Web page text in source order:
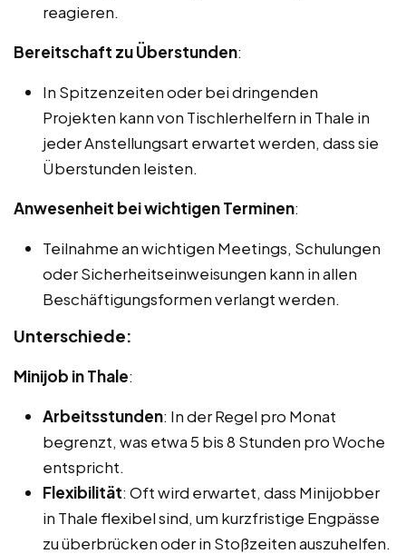
reagieren.
Bereitschaft zu Überstunden:
In Spitzenzeiten oder bei dringenden
Projekten kann von Tischlerhelfern in Thale in
jeder Anstellungsart erwartet werden, dass sie
Überstunden leisten.
Anwesenheit bei wichtigen Terminen:
Teilnahme an wichtigen Meetings, Schulungen
oder Sicherheitseinweisungen kann in allen
Beschäftigungsformen verlangt werden.
Unterschiede:
Minijob in Thale:
Arbeitsstunden: In der Regel pro Monat
begrenzt, was etwa 5 bis 8 Stunden pro Woche
entspricht.
Flexibilität: Oft wird erwartet, dass Minijobber
in Thale flexibel sind, um kurzfristige Engpässe
zu überbrücken oder in Stoßzeiten auszuhelfen.